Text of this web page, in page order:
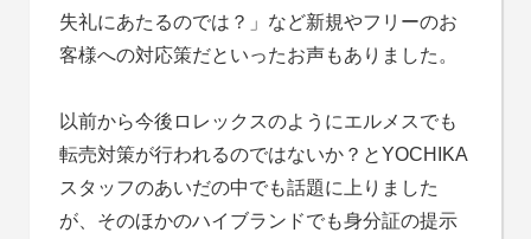
失礼にあたるのでは？」など新規やフリーのお
客様への対応策だといったお声もありました。
以前から今後ロレックスのようにエルメスでも
転売対策が行われるのではないか？とYOCHIKA
スタッフのあいだの中でも話題に上りました
が、そのほかのハイブランドでも身分証の提示